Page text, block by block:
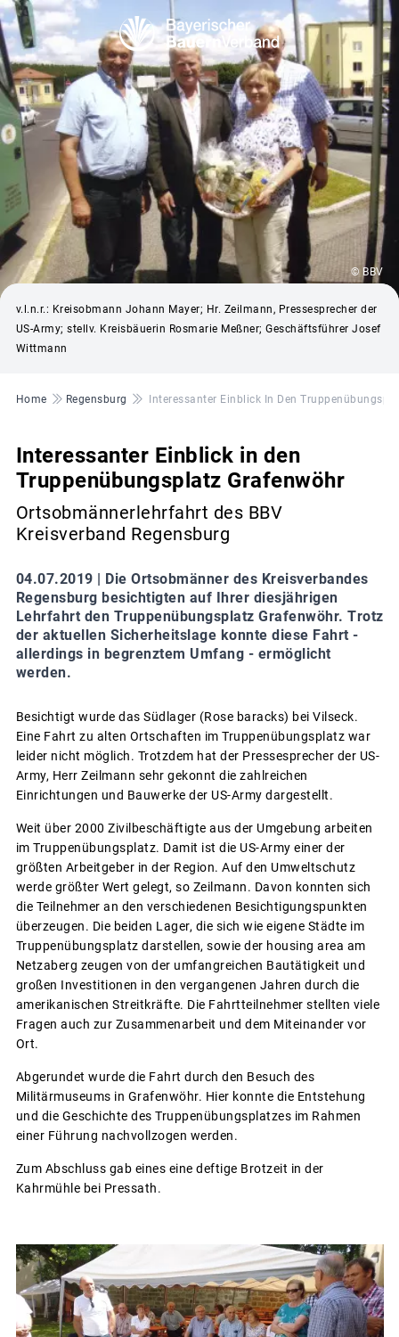
© BBV
v.l.n.r.: Kreisobmann Johann Mayer; Hr. Zeilmann, Pressesprecher der
US-Army; stellv. Kreisbäuerin Rosmarie Meßner; Geschäftsführer Josef
Wittmann
Pfadnavigation
Home Regensburg Interessanter Einblick In Den
Interessanter Einblick in den
Truppenübungsplatz Grafenwöhr
Ortsobmännerlehrfahrt des BBV
Kreisverband Regensburg
04.07.2019 |
Die Ortsobmänner des Kreisverbandes
Regensburg besichtigten auf Ihrer diesjährigen
Lehrfahrt den Truppenübungsplatz Grafenwöhr. Trotz
der aktuellen Sicherheitslage konnte diese Fahrt -
allerdings in begrenztem Umfang - ermöglicht
werden.
Besichtigt wurde das Südlager (Rose baracks) bei Vilseck.
Eine Fahrt zu alten Ortschaften im Truppenübungsplatz war
leider nicht möglich. Trotzdem hat der Pressesprecher der US-
Army, Herr Zeilmann sehr gekonnt die zahlreichen
Einrichtungen und Bauwerke der US-Army dargestellt.
Weit über 2000 Zivilbeschäftigte aus der Umgebung arbeiten
im Truppenübungsplatz. Damit ist die US-Army einer der
größten Arbeitgeber in der Region. Auf den Umweltschutz
werde größter Wert gelegt, so Zeilmann. Davon konnten sich
die Teilnehmer an den verschiedenen Besichtigungspunkten
überzeugen. Die beiden Lager, die sich wie eigene Städte im
Truppenübungsplatz darstellen, sowie der housing area am
Netzaberg zeugen von der umfangreichen Bautätigkeit und
großen Investitionen in den vergangenen Jahren durch die
amerikanischen Streitkräfte. Die Fahrtteilnehmer stellten viele
Fragen auch zur Zusammenarbeit und dem Miteinander vor
Ort.
Abgerundet wurde die Fahrt durch den Besuch des
Militärmuseums in Grafenwöhr. Hier konnte die Entstehung
und die Geschichte des Truppenübungsplatzes im Rahmen
einer Führung nachvollzogen werden.
Zum Abschluss gab eines eine deftige Brotzeit in der
Kahrmühle bei Pressath.